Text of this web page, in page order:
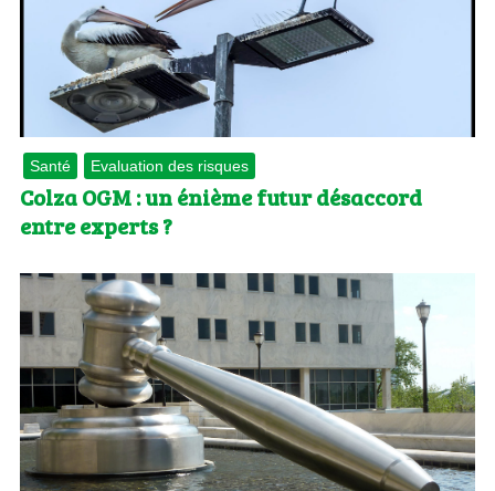
Santé Evaluation des risques
Colza OGM : un énième futur désaccord
entre experts ?